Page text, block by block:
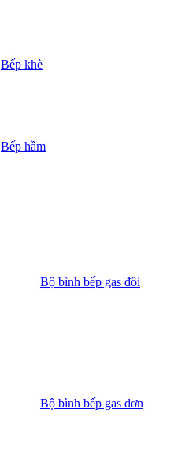
Bếp khè
Bếp hầm
Bộ bình bếp gas đôi
Bộ bình bếp gas đơn